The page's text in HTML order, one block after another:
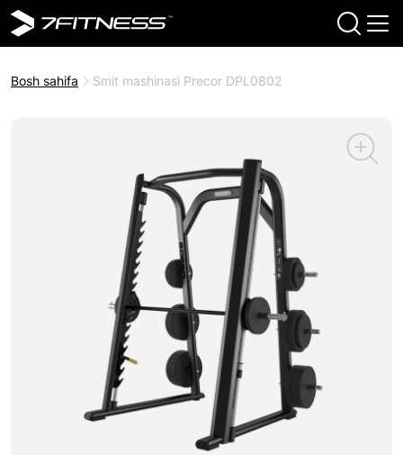
Bosh sahifa Smit mashinasi Precor DPL0802